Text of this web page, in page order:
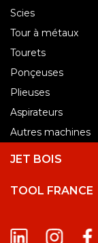
Scies
Tour à métaux​
Tourets
Ponçeuses
Plieuses
Aspirateurs
Autres machines
JET BOIS
TOOL FRANCE